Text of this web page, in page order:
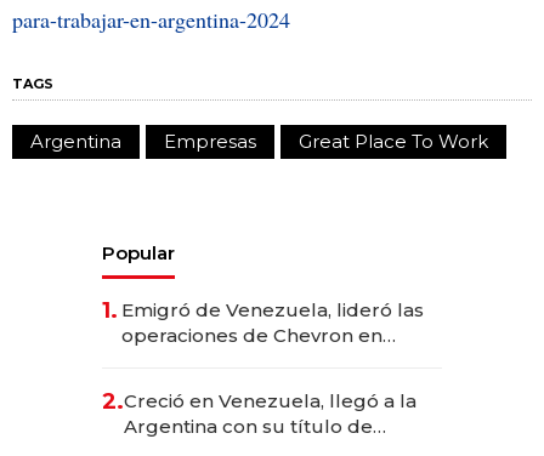
para-trabajar-en-argentina-2024
TAGS
Argentina Empresas Great Place To Work
Popular
1. Emigró de Venezuela, lideró las
operaciones de Chevron en
2.Creció en Venezuela, llegó a la
Argentina con su título de